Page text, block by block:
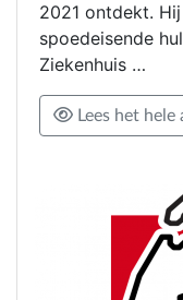
2021 ontdekt.
spoedeisende
Ziekenhuis …
Lees het hele